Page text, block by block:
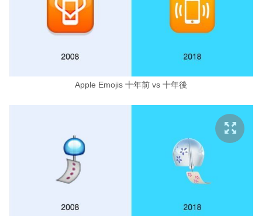
Apple Emojis 十年前 vs 十年後